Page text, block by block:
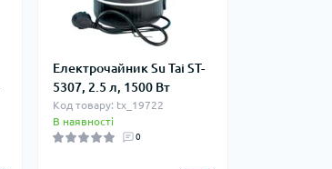
Електрочайник Su Tai ST-
5307, 2.5 л, 1500 Вт
Код товару: tx_19722
В наявності
0